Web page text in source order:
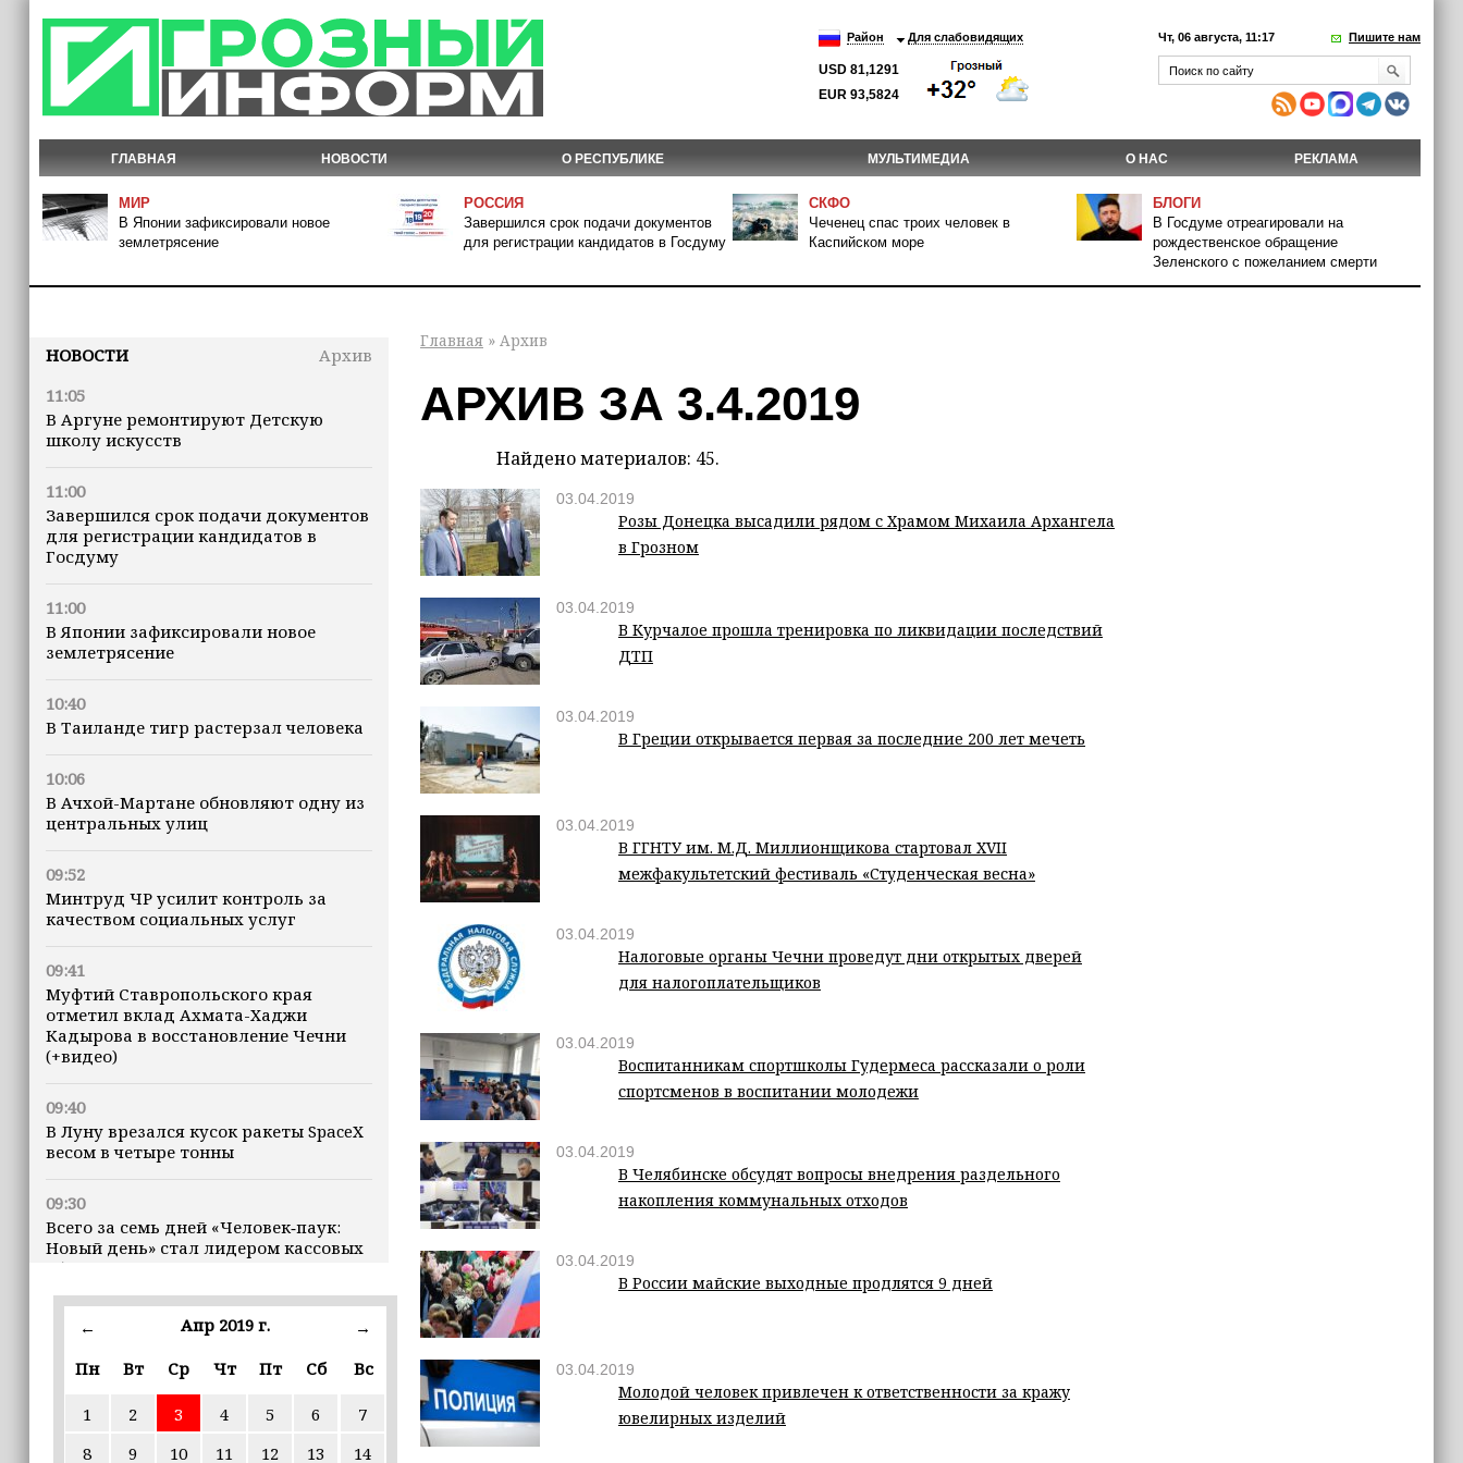
Район Для слабовидящих
USD 81,1291
EUR 93,5824
Чт, 06 августа, 11:17 Пишите нам
ГЛАВНАЯ НОВОСТИ О РЕСПУБЛИКЕ МУЛЬТИМЕДИА О НАС РЕКЛАМА
МИР
В Японии зафиксировали новое
землетрясение
РОССИЯ
Завершился срок подачи документов
для регистрации кандидатов в Госдуму
СКФО
Чеченец спас троих человек в
Каспийском море
БЛОГИ
В Госдуме отреагировали на
рождественское обращение
Зеленского с пожеланием смерти
НОВОСТИ
Архив
11:05
В Аргуне ремонтируют Детскую
школу искусств
11:00
Завершился срок подачи документов
для регистрации кандидатов в
Госдуму
11:00
В Японии зафиксировали новое
землетрясение
10:40
В Таиланде тигр растерзал человека
10:06
В Ачхой-Мартане обновляют одну из
центральных улиц
09:52
Минтруд ЧР усилит контроль за
качеством социальных услуг
09:41
Муфтий Ставропольского края
отметил вклад Ахмата-Хаджи
Кадырова в восстановление Чечни
(+видео)
09:40
В Луну врезался кусок ракеты SpaceX
весом в четыре тонны
09:30
Всего за семь дней «Человек‑паук:
Новый день» стал лидером кассовых
сборов 2026 года
для настольного тенниса
09:26
← Апр 2019 г.
→
Пн
Вт Ср Чт Пт Сб Вс
1 2 3 4 5 6
7
8
9 10 11 12 13 14
Главная » Архив
АРХИВ ЗА 3.4.2019
Найдено материалов: 45.
03.04.2019
Розы Донецка высадили рядом с Храмом Михаила Архангела
в Грозном
03.04.2019
В Курчалое прошла тренировка по ликвидации последствий
ДТП
03.04.2019
В Греции открывается первая за последние 200 лет мечеть
03.04.2019
В ГГНТУ им. М.Д. Миллионщикова стартовал XVII
межфакультетский фестиваль «Студенческая весна»
03.04.2019
Налоговые органы Чечни проведут дни открытых дверей
для налогоплательщиков
03.04.2019
Воспитанникам спортшколы Гудермеса рассказали о роли
спортсменов в воспитании молодежи
03.04.2019
В Челябинске обсудят вопросы внедрения раздельного
накопления коммунальных отходов
03.04.2019
В России майские выходные продлятся 9 дней
03.04.2019
Молодой человек привлечен к ответственности за кражу
ювелирных изделий